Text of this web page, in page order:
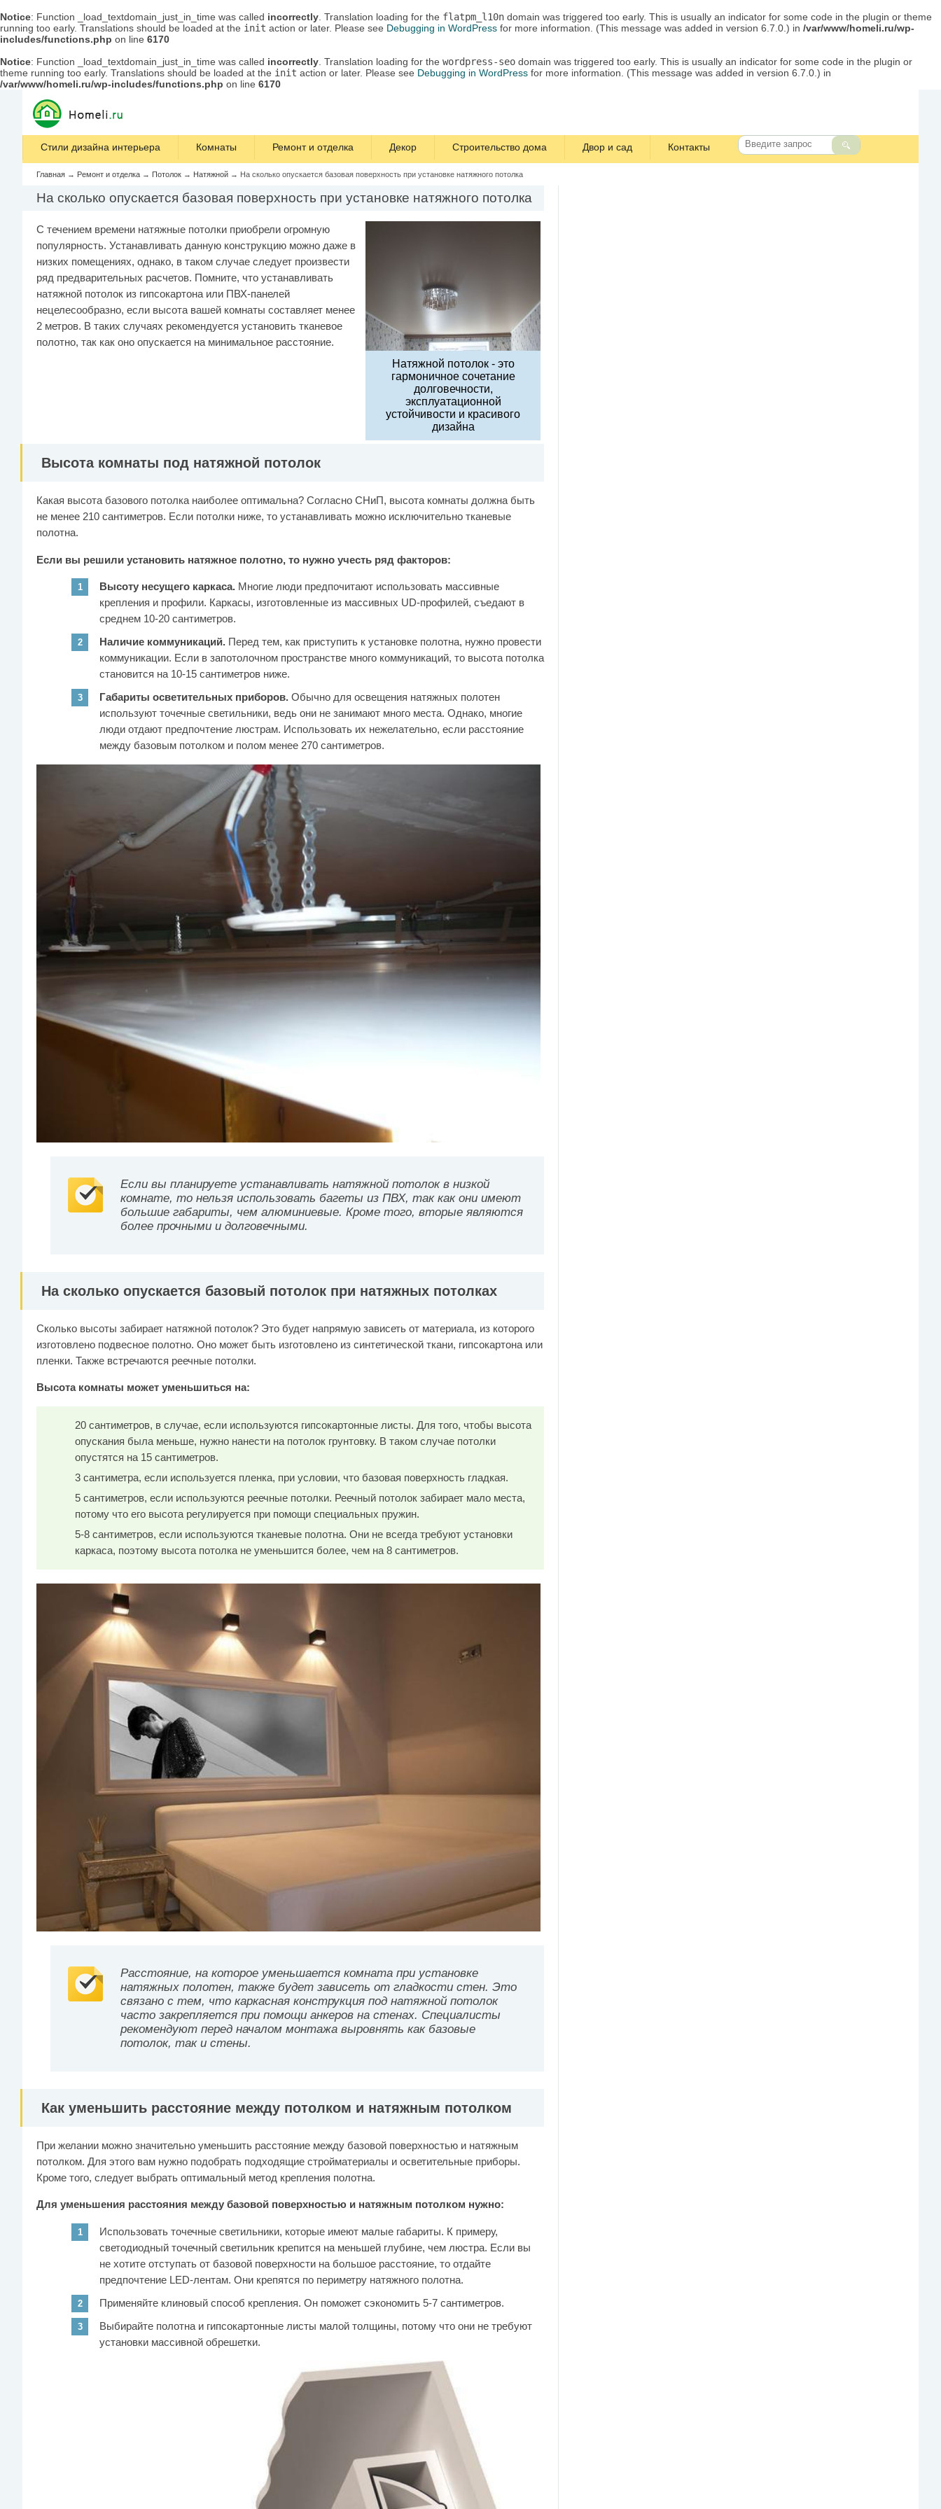
Notice: Function _load_textdomain_just_in_time was called incorrectly . Translation loading for the flatpm_l10n domain was triggered too early. This is usually an indicator for some code in the plugin or theme
running too early. Translations should be loaded at the init action or later. Please see Debugging in WordPress for more information. (This message was added in version 6.7.0.) in /var/www/homeli.ru/wp-
includes/functions.php on line 6170
Notice: Function _load_textdomain_just_in_time was called incorrectly . Translation loading for the wordpress-seo domain was triggered too early. This is usually an indicator for some code in the plugin or
theme running too early. Translations should be loaded at the init action or later. Please see Debugging in WordPress for more information. (This message was added in version 6.7.0.) in
/var/www/homeli.ru/wp-includes/functions.php on line 6170
Стили дизайна интерьера Комнаты Ремонт и отделка Декор Строительство дома Двор и сад Контакты
Главная → Ремонт и отделка → Потолок → Натяжной → На сколько опускается базовая поверхность при установке натяжного потолка
На сколько опускается базовая поверхность при установке натяжного потолка
Натяжной потолок - это
гармоничное сочетание
долговечности,
эксплуатационной
устойчивости и красивого
дизайна
С течением времени натяжные потолки приобрели огромную
популярность. Устанавливать данную конструкцию можно даже в
низких помещениях, однако, в таком случае следует произвести
ряд предварительных расчетов. Помните, что устанавливать
натяжной потолок из гипсокартона или ПВХ-панелей
нецелесообразно, если высота вашей комнаты составляет менее
2 метров. В таких случаях рекомендуется установить тканевое
полотно, так как оно опускается на минимальное расстояние.
Высота комнаты под натяжной потолок
Какая высота базового потолка наиболее оптимальна? Согласно СНиП, высота комнаты должна быть
не менее 210 сантиметров. Если потолки ниже, то устанавливать можно исключительно тканевые
полотна.
Если вы решили установить натяжное полотно, то нужно учесть ряд факторов:
Высоту несущего каркаса. Многие люди предпочитают использовать массивные
крепления и профили. Каркасы, изготовленные из массивных UD-профилей, съедают в
среднем 10-20 сантиметров.
Наличие коммуникаций. Перед тем, как приступить к установке полотна, нужно провести
коммуникации. Если в запотолочном пространстве много коммуникаций, то высота потолка
становится на 10-15 сантиметров ниже.
Габариты осветительных приборов. Обычно для освещения натяжных полотен
используют точечные светильники, ведь они не занимают много места. Однако, многие
люди отдают предпочтение люстрам. Использовать их нежелательно, если расстояние
между базовым потолком и полом менее 270 сантиметров.
Если вы планируете устанавливать натяжной потолок в низкой
комнате, то нельзя использовать багеты из ПВХ, так как они имеют
большие габариты, чем алюминиевые. Кроме того, вторые являются
более прочными и долговечными.
На сколько опускается базовый потолок при натяжных потолках
Сколько высоты забирает натяжной потолок? Это будет напрямую зависеть от материала, из которого
изготовлено подвесное полотно. Оно может быть изготовлено из синтетической ткани, гипсокартона или
пленки. Также встречаются реечные потолки.
Высота комнаты может уменьшиться на:
20 сантиметров, в случае, если используются гипсокартонные листы. Для того, чтобы высота
опускания была меньше, нужно нанести на потолок грунтовку. В таком случае потолки
опустятся на 15 сантиметров.
3 сантиметра, если используется пленка, при условии, что базовая поверхность гладкая.
5 сантиметров, если используются реечные потолки. Реечный потолок забирает мало места,
потому что его высота регулируется при помощи специальных пружин.
5-8 сантиметров, если используются тканевые полотна. Они не всегда требуют установки
каркаса, поэтому высота потолка не уменьшится более, чем на 8 сантиметров.
Расстояние, на которое уменьшается комната при установке
натяжных полотен, также будет зависеть от гладкости стен. Это
связано с тем, что каркасная конструкция под натяжной потолок
часто закрепляется при помощи анкеров на стенах. Специалисты
рекомендуют перед началом монтажа выровнять как базовые
потолок, так и стены.
Как уменьшить расстояние между потолком и натяжным потолком
При желании можно значительно уменьшить расстояние между базовой поверхностью и натяжным
потолком. Для этого вам нужно подобрать подходящие стройматериалы и осветительные приборы.
Кроме того, следует выбрать оптимальный метод крепления полотна.
Для уменьшения расстояния между базовой поверхностью и натяжным потолком нужно:
Использовать точечные светильники, которые имеют малые габариты. К примеру,
светодиодный точечный светильник крепится на меньшей глубине, чем люстра. Если вы
не хотите отступать от базовой поверхности на большое расстояние, то отдайте
предпочтение LED-лентам. Они крепятся по периметру натяжного полотна.
Применяйте клиновый способ крепления. Он поможет сэкономить 5-7 сантиметров.
Выбирайте полотна и гипсокартонные листы малой толщины, потому что они не требуют
установки массивной обрешетки.